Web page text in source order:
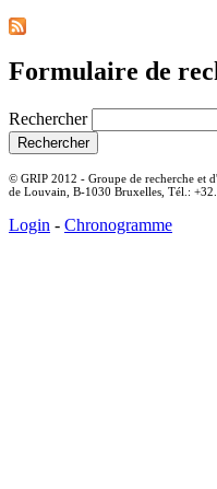
Formulaire de
Rechercher
© GRIP 2012 - Groupe de recherche et
de Louvain, B-1030 Bruxelles, Tél.:
Login - Chronogramme